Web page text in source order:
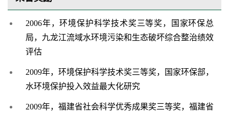
2006年，环境保护科学技术奖三等奖，国家环保总
局，九龙江流域水环境污染和生态破坏综合整治绩效
评估
2009年，环境保护科学技术奖三等奖，国家环保部，
水环境保护投入效益最大化研究
2009年，福建省社会科学优秀成果奖三等奖，福建省